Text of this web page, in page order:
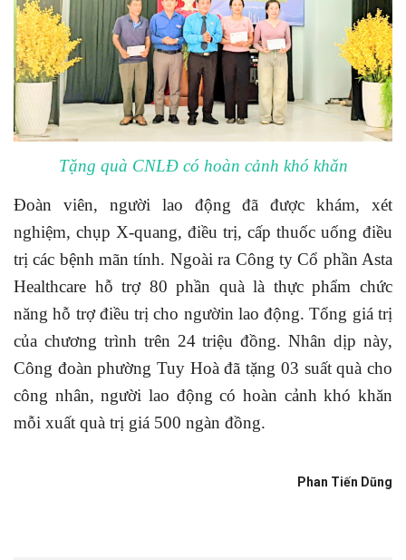
Tặng quà CNLĐ có hoàn cảnh khó khăn
Đoàn viên, người lao động đã được khám, xét
nghiệm, chụp X-quang, điều trị, cấp thuốc uống điều
trị các bệnh mãn tính. Ngoài ra Công ty Cổ phần Asta
Healthcare hỗ trợ 80 phần quà là thực phẩm chức
năng hỗ trợ điều trị cho ngườin lao động. Tổng giá trị
của chương trình trên 24 triệu đồng. Nhân dịp này,
Công đoàn phường Tuy Hoà đã tặng 03 suất quà cho
công nhân, người lao động có hoàn cảnh khó khăn
mỗi xuất quà trị giá 500 ngàn đồng.
Phan Tiến Dũng